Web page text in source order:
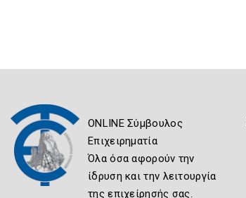
ONLINE Σύμβουλος
Επιχειρηματία
Όλα όσα αφορούν την
ίδρυση και την λειτουργία
της επιχείρησής σας.